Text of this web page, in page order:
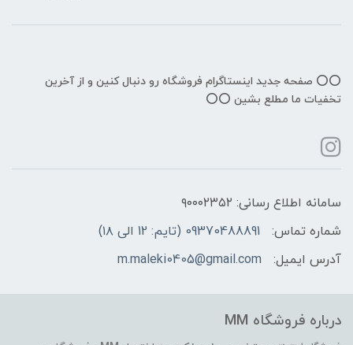
⭕️⭕️ صفحه جدید اینستاگرام فروشگاه رو دنبال کنین و از آخرین
تخفیات ما مطلع بشین ⭕️⭕️
سامانه اطلاع رسانی: ۹۰۰۰۲۳۵۲
شماره تماس:
09370488891 (تایم: 12 الی ۱۸)
آدرس ایمیل:
m.maleki0405@gmail.com
درباره فروشگاه MM